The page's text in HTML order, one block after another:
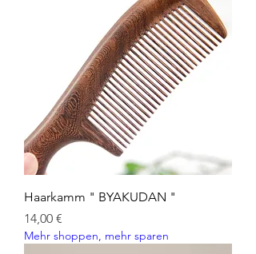
Haarkamm " BYAKUDAN "
Preis
14,00 €
Mehr shoppen, mehr sparen